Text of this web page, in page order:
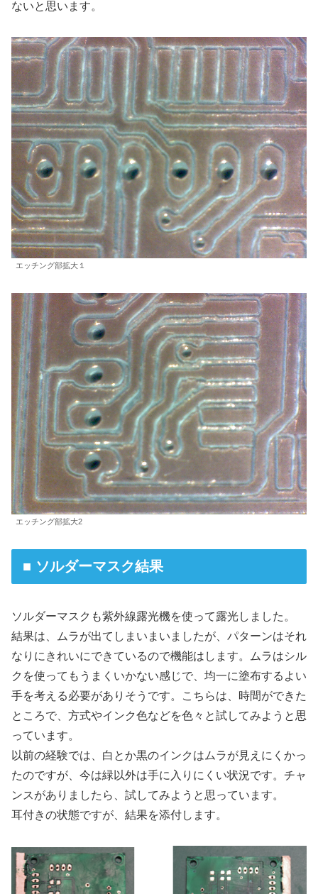
ないと思います。
エッチング部拡大１
エッチング部拡大2
■ ソルダーマスク結果
ソルダーマスクも紫外線露光機を使って露光しました。
結果は、ムラが出てしまいまいましたが、パターンはそれ
なりにきれいにできているので機能はします。ムラはシル
クを使ってもうまくいかない感じで、均一に塗布するよい
手を考える必要がありそうです。こちらは、時間ができた
ところで、方式やインク色などを色々と試してみようと思
っています。
以前の経験では、白とか黒のインクはムラが見えにくかっ
たのですが、今は緑以外は手に入りにくい状況です。チャ
ンスがありましたら、試してみようと思っています。
耳付きの状態ですが、結果を添付します。